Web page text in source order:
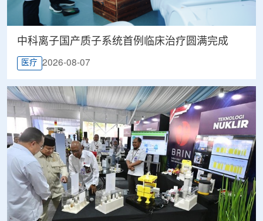
中科离子国产质子系统首例临床治疗圆满完成
医疗 2026-08-07